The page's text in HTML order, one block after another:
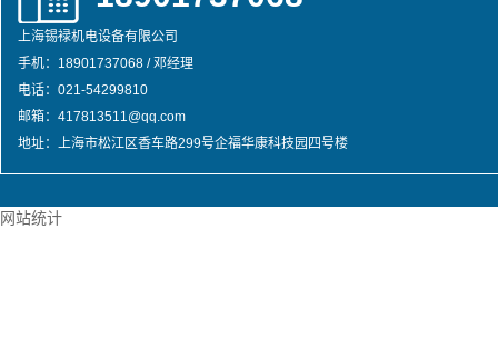
上海锡䘵机电设备有限公司
手机：18901737068 / 邓经理
电话：021-54299810
邮箱：417813511@qq.com
地址：上海市松江区香车路299号企福华康科技园四号楼
网站统计